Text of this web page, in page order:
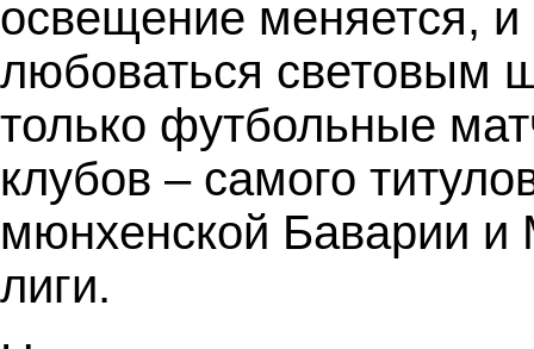
освещение меняется,
любоваться световым
только футбольные
клубов – самого
мюнхенской Баварии и
лиги.